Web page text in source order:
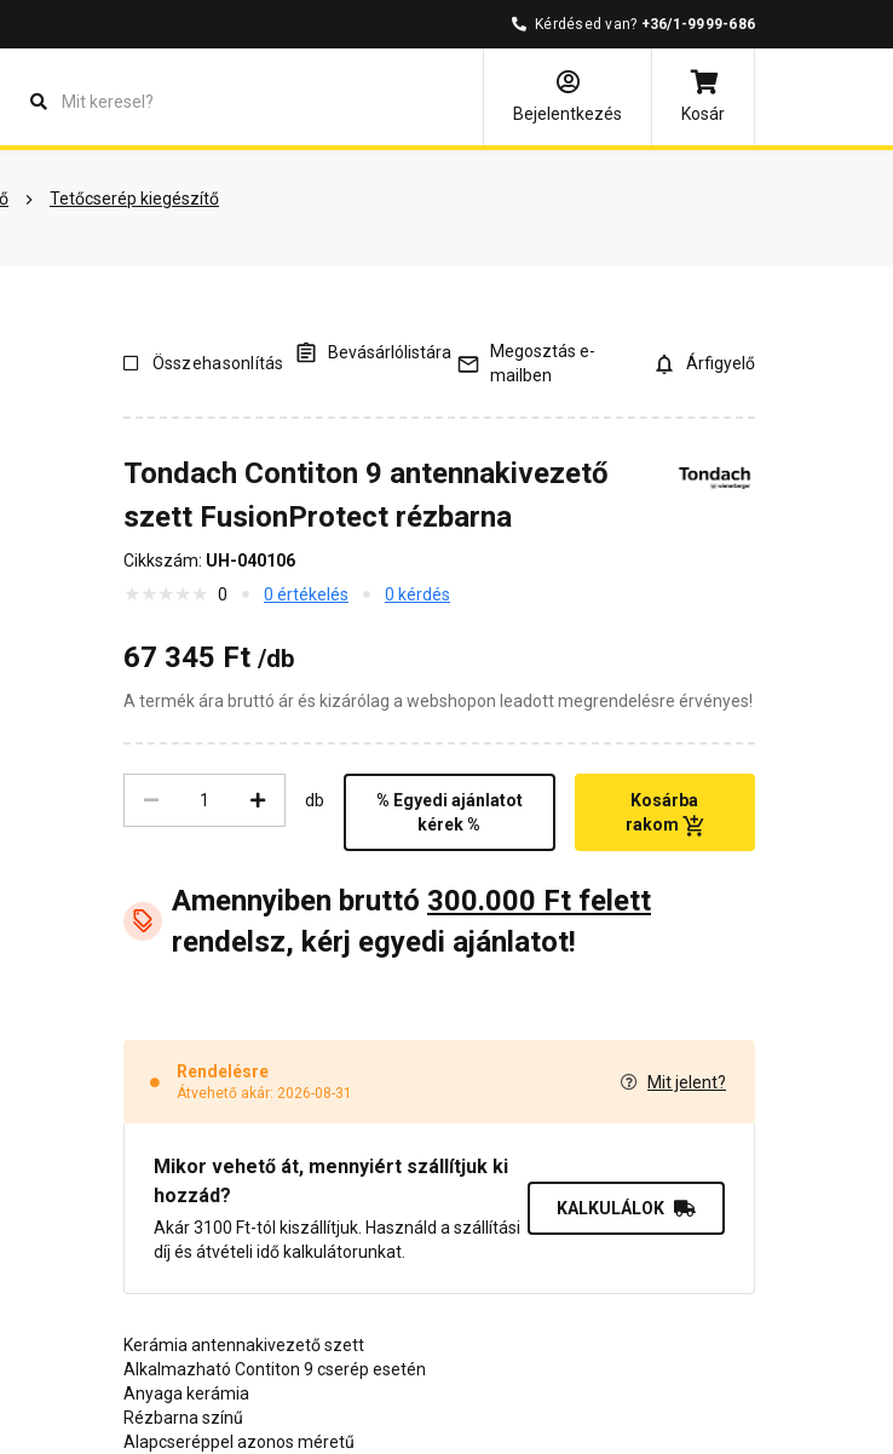
Kérdésed van? +36/1-9999-686
Bejelentkezés
Kosár
Tetőcserép kiegészítő
Vásárlói vélemények Kérdések és válaszok Kapcsolódó cikkek
Összehasonlítás
Bevásárlólistára
Megosztás e-
mailben
Árfigyelő
Tondach Contiton 9 antennakivezető
szett FusionProtect rézbarna
Cikkszám: UH-040106
0
0 értékelés 0 kérdés
67 345 Ft /db
A termék ára bruttó ár és kizárólag a webshopon leadott megrendelésre érvényes!
db
% Egyedi ajánlatot
kérek %
Kosárba
rakom
Amennyiben bruttó 300.000 Ft felett
rendelsz, kérj egyedi ajánlatot!
Rendelésre
Átvehető akár: 2026-08-31
Mit jelent?
Mikor vehető át, mennyiért szállítjuk ki
hozzád?
Akár 3100 Ft-tól kiszállítjuk. Használd a szállítási
díj és átvételi idő kalkulátorunkat.
KALKULÁLOK
Kerámia antennakivezető szett
Alkalmazható Contiton 9 cserép esetén
Anyaga kerámia
Rézbarna színű
Alapcseréppel azonos méretű